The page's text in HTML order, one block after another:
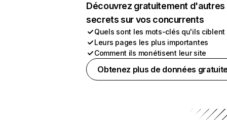
Découvrez gratuitement d'autres
secrets sur vos concurrents
Quels sont les mots-clés qu'ils ciblent
Leurs pages les plus importantes
Comment ils monétisent leur site
Obtenez plus de données